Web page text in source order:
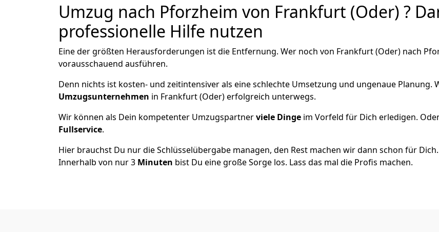
Umzug nach Pforzheim von Frankfurt (Oder) ?
professionelle Hilfe nutzen
Eine der größten Herausforderungen ist die Entfernung. Wer noch von Frankfurt (Oder) nach
vorausschauend ausführen.
Denn nichts ist kosten- und zeitintensiver als eine schlechte Umsetzung und ungenaue Planung.
Umzugsunternehmen in Frankfurt (Oder) erfolgreich unterwegs.
Wir können als Dein kompetenter Umzugspartnerviele Dinge im Vorfeld für Dich erledigen.
Fullservice.
Hier brauchst Du nur die Schlüsselübergabe managen, den Rest machen wir dann schon für
Innerhalb von nur 3 Minuten bist Du eine große Sorge los. Lass das mal die Profis machen.